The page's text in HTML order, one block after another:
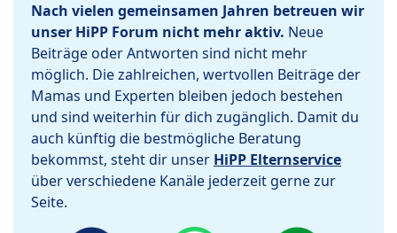
Nach vielen gemeinsamen Jahren betreuen wir
unser HiPP Forum nicht mehr aktiv. Neue
Beiträge oder Antworten sind nicht mehr
möglich. Die zahlreichen, wertvollen Beiträge der
Mamas und Experten bleiben jedoch bestehen
und sind weiterhin für dich zugänglich. Damit du
auch künftig die bestmögliche Beratung
bekommst, steht dir unser HiPP Elternservice
über verschiedene Kanäle jederzeit gerne zur
Seite.